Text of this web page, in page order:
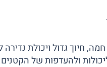
חיוך גדול ויכולת
ולהעדפות של